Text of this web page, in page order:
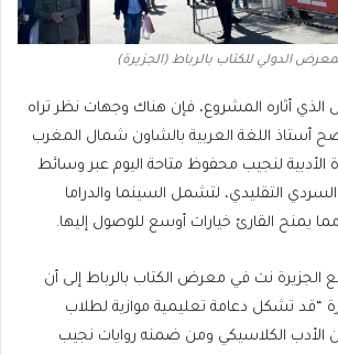
الدولي للكتاب بالرباط (الجزيرة)
أثاره المشروع، فإن هناك وجهات نظر تراه
أستاذ اللغة العربية بالشاون شمال المغرب
الأدبية لنجيب محفوظ متاحة اليوم عبر وسائط
التقليدي، لتشمل السينما والدراما
مما يمنح القارئ خيارات أوسع للوصول إليها.
الجزيرة نت في معرض الكتاب بالرباط إلى أن
تشكل دعامة تعليمية موازية لطلاب
الأدب الكلاسيكي ومن ضمنه روايات نجيب